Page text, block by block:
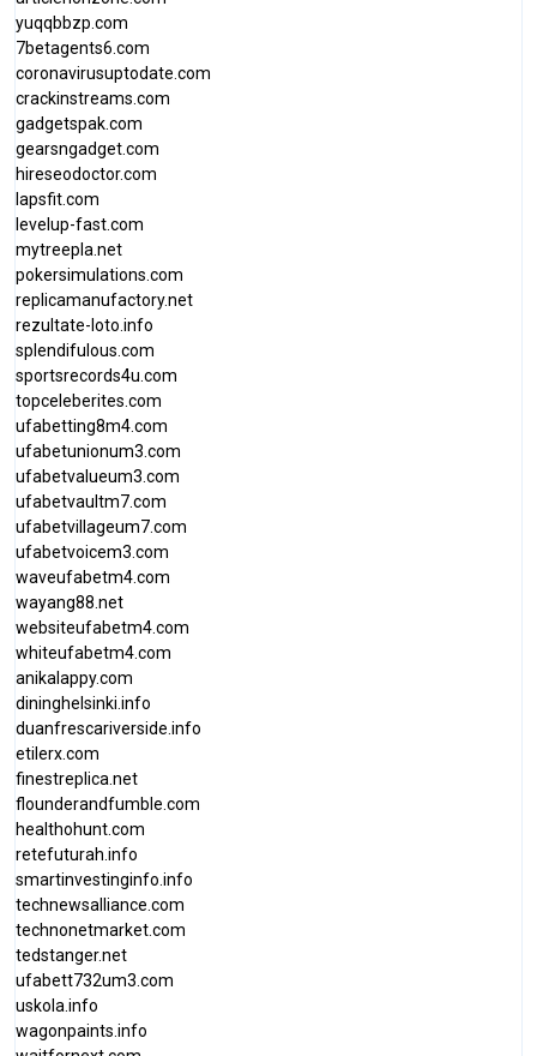
yuqqbbzp.com
7betagents6.com
coronavirusuptodate.com
crackinstreams.com
gadgetspak.com
gearsngadget.com
hireseodoctor.com
lapsfit.com
levelup-fast.com
mytreepla.net
pokersimulations.com
replicamanufactory.net
rezultate-loto.info
splendifulous.com
sportsrecords4u.com
topceleberites.com
ufabetting8m4.com
ufabetunionum3.com
ufabetvalueum3.com
ufabetvaultm7.com
ufabetvillageum7.com
ufabetvoicem3.com
waveufabetm4.com
wayang88.net
websiteufabetm4.com
whiteufabetm4.com
anikalappy.com
dininghelsinki.info
duanfrescariverside.info
etilerx.com
finestreplica.net
flounderandfumble.com
healthohunt.com
retefuturah.info
smartinvestinginfo.info
technewsalliance.com
technonetmarket.com
tedstanger.net
ufabett732um3.com
uskola.info
wagonpaints.info